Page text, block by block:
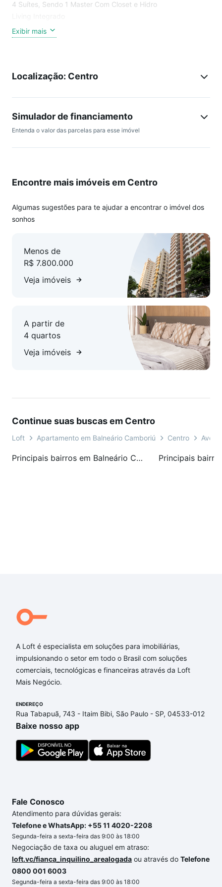
4 Suítes, Sendo 1 Master Com Closet e Hidro
Sacada Com Churrasqueira a Carvão
Cozinha
3 Vagas de Garagem
Área de Lazer do Residences:
Funcional e Alongamento
Piscina Adulto
Espelho DÁgua
Coworking
Playground
Espaço Gourmet
Futebol Society
Salão de Festas
Spa Com Hidro e Descanso
Piscina Aquecida
Massagem
Massagem
Previsão de entrega: Dezembro 2026
Tipo 1
Área privativa
328.29m²
Área total
Entrada
(Entrada)
Parcelamento
60x
Reforço/Balão
(Semestrais)
Exibir mais
Localização: Centro
Simulador de financiamento
Entenda o valor das parcelas para esse imóvel
Encontre mais imóveis em Centro
Algumas sugestões para te ajudar a encontrar o imóvel dos
sonhos
Menos de
R$ 7.800.000
Veja imóveis
A partir de
4 quartos
Veja imóveis
Continue suas buscas em Centro
Loft Apartamento em Balneário Camboriú Centro
Principais bairros em Balneário Camboriú, SC
A Loft é especialista em soluções para imobiliárias,
impulsionando o setor em todo o Brasil com soluções
comerciais, tecnológicas e financeiras através da Loft
Mais Negócio.
ENDEREÇO
Rua Tabapuã, 743 - Itaim Bibi, São Paulo - SP, 04533-012
Baixe nosso app
Fale Conosco
Atendimento para dúvidas gerais:
Telefone e WhatsApp: +55 11 4020-2208
Segunda-feira a sexta-feira das 9:00 às 18:00
Negociação de taxa ou aluguel em atraso:
loft.vc/fianca_inquilino_arealogada ou através do Telefone
0800 001 6003
Segunda-feira a sexta-feira das 9:00 às 18:00